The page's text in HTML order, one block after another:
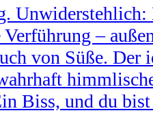
Unwiderstehlich:
–
von Süße. Der
Biss, und du